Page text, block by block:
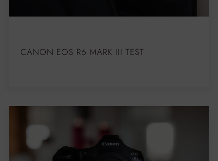
CANON EOS R6 MARK III TEST